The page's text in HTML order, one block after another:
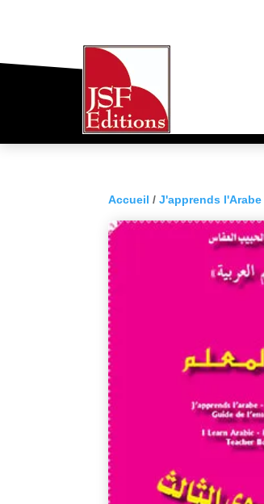
Accueil /J'apprends l'Arabe